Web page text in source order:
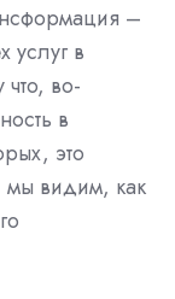
–
услуг в
во-
в
это
мы видим, как